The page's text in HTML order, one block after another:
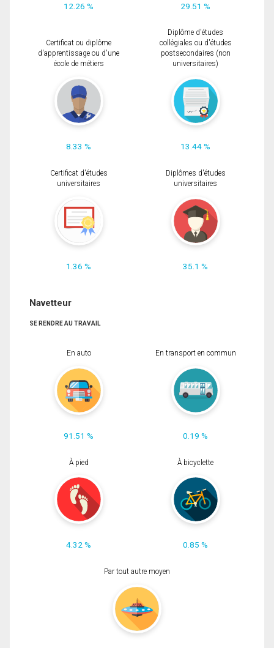
12.26 % 29.51 %
Certificat ou diplôme
d'apprentissage ou d'une
école de métiers
8.33 %
Diplôme d'études
collégiales ou d'études
postsecondaires (non
universitaires)
13.44 %
Certificat d'études
universitaires
1.36 %
Diplômes d'études
universitaires
35.1 %
Navetteur
SE RENDRE AU TRAVAIL
En auto
91.51 %
En transport en commun
0.19 %
À pied
4.32 %
À bicyclette
0.85 %
Par tout autre moyen